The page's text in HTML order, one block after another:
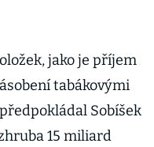
jako je příjem
tabákovými
Sobíšek
15 miliard